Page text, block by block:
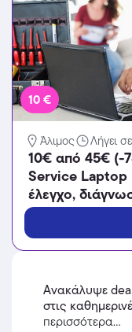
10 €
Άλιμος Λήγει
10€ από 45€ (-
Service Laptop
έλεγχο,
καθαρισμό,
windows-
συσκευών,
χώρο σας σε
Ανακάλυψε
στις
περισσότερα...